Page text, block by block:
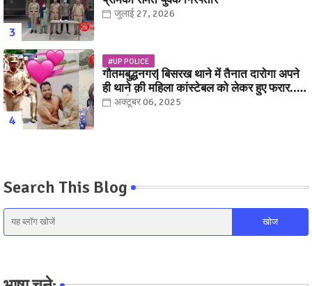
जुलाई 27, 2026
#UP POLICE
गौतमबुद्धनगर| बिसरख थाने में तैनात दारोगा अपने
ही थाने क़ी महिला कांस्टेबल को लेकर हुए फरार...
पत्नी नें कर दी रार!
अक्टूबर 06, 2025
Search This Blog